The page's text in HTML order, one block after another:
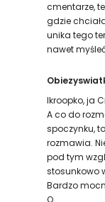
cmentarze,
gdzie
unika tego
nawet
Ikroopko, ja
A co do
spoczynku,
rozmawia.
pod tym
stosunkowo
Bardzo